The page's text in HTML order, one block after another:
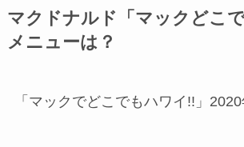
マクドナルド「マックどこで
メニューは？
「マックでどこでもハワイ!!」